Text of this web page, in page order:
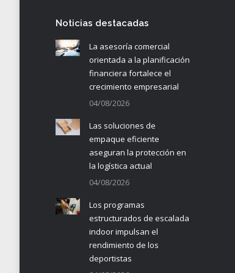
Noticias destacadas
La asesoría comercial
orientada a la planificación
financiera fortalece el
crecimiento empresarial
04/08/2026
Las soluciones de
empaque eficiente
aseguran la protección en
la logística actual
04/08/2026
Los programas
estructurados de escalada
indoor impulsan el
rendimiento de los
deportistas